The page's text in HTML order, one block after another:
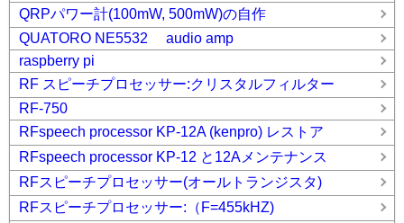
QRPパワー計(100mW, 500mW)の自作
QUATORO NE5532 audio amp
raspberry pi
RF スピーチプロセッサー:クリスタルフィルター
RF-750
RFspeech processor KP-12A (kenpro) レストア
RFspeech processor KP-12 と12Aメンテナンス
RFスピーチプロセッサー(オールトランジスタ)
RFスピーチプロセッサー:（F=455kHZ)